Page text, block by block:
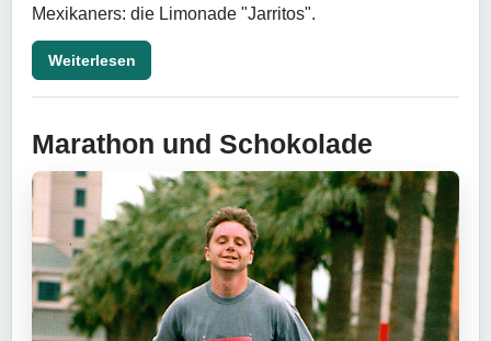
Mexikaners: die Limonade "Jarritos".
Weiterlesen
Marathon und Schokolade